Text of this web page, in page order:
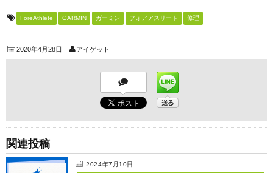
ForeAthlete GARMIN ガーミン フォアアスリート 修理
2020年4月28日 アイゲット
関連投稿
2024年7月10日